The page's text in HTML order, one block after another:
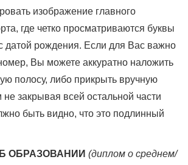
изображение главного
где четко просматриваются буквы
рождения. Если для Вас важно
Вы можете аккуратно наложить
полосу, либо прикрыть вручную
не закрывая всей остальной части
быть видно, что это подлинный
ОБРАЗОВАНИИ (диплом о среднем/